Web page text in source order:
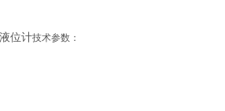
位计技术参数：